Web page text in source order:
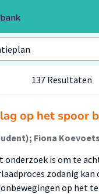
137 Resultaten
op het spoor
onderzoek is om te
zodanig
op het